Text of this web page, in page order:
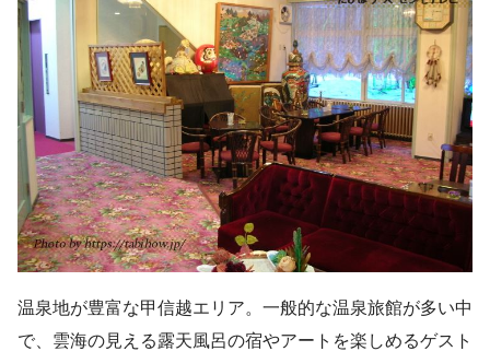
温泉地が豊富な甲信越エリア。一般的な温泉旅館が多い中
で、雲海の見える露天風呂の宿やアートを楽しめるゲスト